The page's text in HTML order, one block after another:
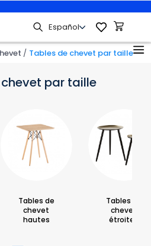
Tables de chevet par taille
par taille
Tables de
chevet
hautes
Tables de
chevet
étroites